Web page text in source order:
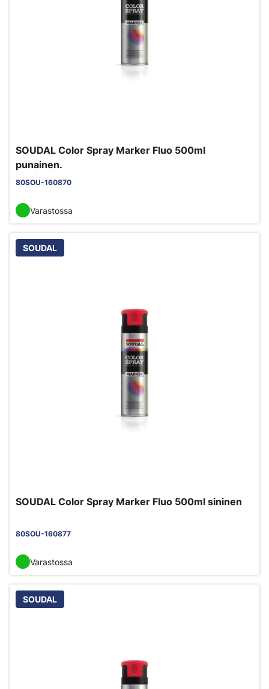
SOUDAL Color Spray Marker Fluo 500ml
punainen.
80SOU-160870
Varastossa
SOUDAL
SOUDAL Color Spray Marker Fluo 500ml sininen
80SOU-160877
Varastossa
SOUDAL